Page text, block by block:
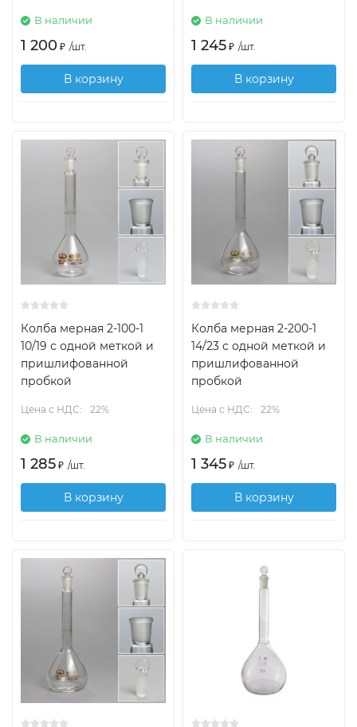
В наличии
1 200 ₽ /шт.
В корзину
В наличии
1 245 ₽ /шт.
В корзину
Колба мерная 2-100-1
10/19 с одной меткой и
пришлифованной
пробкой
Цена с НДС: 22%
В наличии
1 285 ₽ /шт.
В корзину
Колба мерная 2-200-1
14/23 с одной меткой и
пришлифованной
пробкой
Цена с НДС: 22%
В наличии
1 345 ₽ /шт.
В корзину